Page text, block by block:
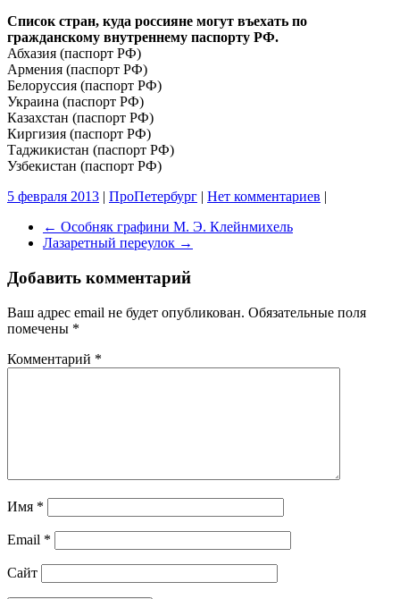
Список стран, куда россияне могут въехать по
гражданскому внутреннему паспорту РФ.
Абхазия (паспорт РФ)
Армения (паспорт РФ)
Белоруссия (паспорт РФ)
Украина (паспорт РФ)
Казахстан (паспорт РФ)
Киргизия (паспорт РФ)
Таджикистан (паспорт РФ)
Узбекистан (паспорт РФ)
5 февраля 2013 | ПроПетербург | Нет комментариев |
← Особняк графини М. Э. Клейнмихель
Лазаретный переулок →
Добавить комментарий
Ваш адрес email не будет опубликован. Обязательные поля
помечены *
Комментарий *
Имя *
Email *
Сайт